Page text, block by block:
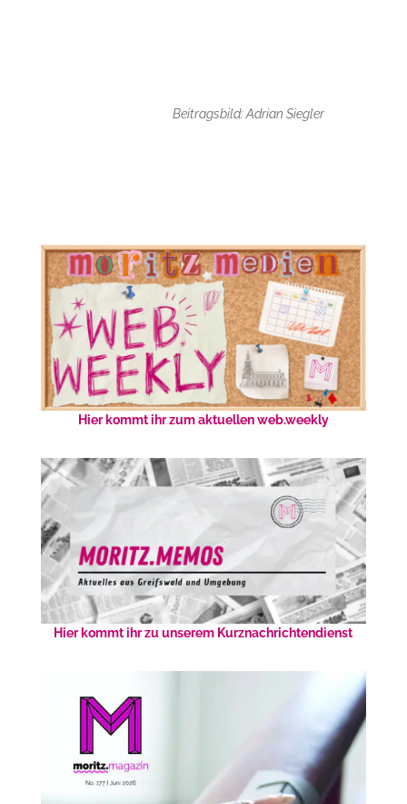
Beitragsbild: Adrian Siegler
Hier kommt ihr zum aktuellen web.weekly
Hier kommt ihr zu unserem Kurznachrichtendienst